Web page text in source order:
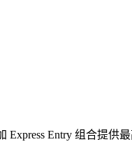
Entry 组合提供